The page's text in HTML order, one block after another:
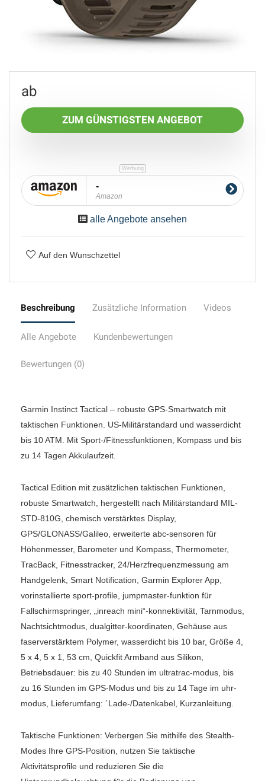
ZUM GÜNSTIGSTEN ANGEBOT
-
Amazon
alle Angebote ansehen
Auf den Wunschzettel
Beschreibung Zusätzliche Information Videos
Alle Angebote Kundenbewertungen
Bewertungen (0)
Garmin Instinct Tactical – robuste GPS-Smartwatch mit
taktischen Funktionen. US-Militärstandard und wasserdicht
bis 10 ATM. Mit Sport-/Fitnessfunktionen, Kompass und bis
zu 14 Tagen Akkulaufzeit.
Tactical Edition mit zusätzlichen taktischen Funktionen,
robuste Smartwatch, hergestellt nach Militärstandard MIL-
STD-810G, chemisch verstärktes Display,
GPS/GLONASS/Galileo, erweiterte abc-sensoren für
Höhenmesser, Barometer und Kompass, Thermometer,
TracBack, Fitnesstracker, 24/Herzfrequenzmessung am
Handgelenk, Smart Notification, Garmin Explorer App,
vorinstallierte sport-profile, jumpmaster-funktion für
Fallschirmspringer, „inreach mini“-konnektivität, Tarnmodus,
Nachtsichtmodus, dualgitter-koordinaten, Gehäuse aus
faserverstärktem Polymer, wasserdicht bis 10 bar, Größe 4,
5 x 4, 5 x 1, 53 cm, Quickfit Armband aus Silikon,
Betriebsdauer: bis zu 40 Stunden im ultratrac-modus, bis
zu 16 Stunden im GPS-Modus und bis zu 14 Tage im uhr-
modus, Lieferumfang: ´Lade-/Datenkabel, Kurzanleitung.
Taktische Funktionen: Verbergen Sie mithilfe des Stealth-
Modes Ihre GPS-Position, nutzen Sie taktische
Aktivitätsprofile und reduzieren Sie die